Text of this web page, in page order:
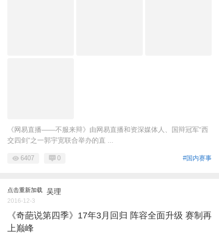
《网易直播——不服来辩》由网易直播和资深媒体人、国辩冠军“西
交四剑”之一郭宇宽联合举办的直 ...
#国内赛事
6407 0
点击重新加载 吴理
2016-12-3
《奇葩说第四季》17年3月回归 阵容全面升级 赛制再
上巅峰